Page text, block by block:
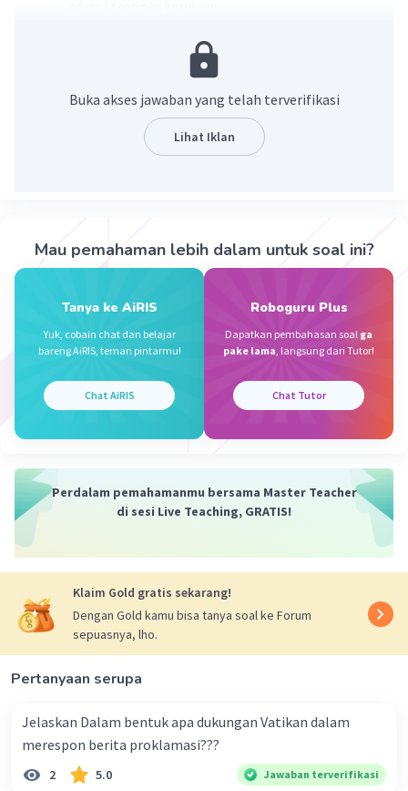
Zahira S Level 21
19 Mei 2024 05:46
Beri Rating·0.0 (0) Balas
Buka akses jawaban yang telah terverifikasi
Lihat Iklan
Mau pemahaman lebih dalam untuk soal ini?
Tanya ke AiRIS
Yuk, cobain chat dan belajar
bareng AiRIS, teman pintarmu!
Chat AiRIS
Roboguru Plus
Dapatkan pembahasan soal ga
pake lama, langsung dari Tutor!
Chat Tutor
Perdalam pemahamanmu bersama Master Teacher
di sesi Live Teaching, GRATIS!
Klaim Gold gratis sekarang!
Dengan Gold kamu bisa tanya soal ke Forum
sepuasnya, lho.
Pertanyaan serupa
Jelaskan Dalam bentuk apa dukungan Vatikan dalam
merespon berita proklamasi???
2 5.0 Jawaban terverifikasi